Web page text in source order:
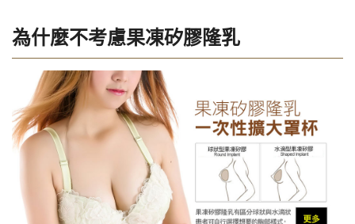
為什麼不考慮果凍矽膠隆乳